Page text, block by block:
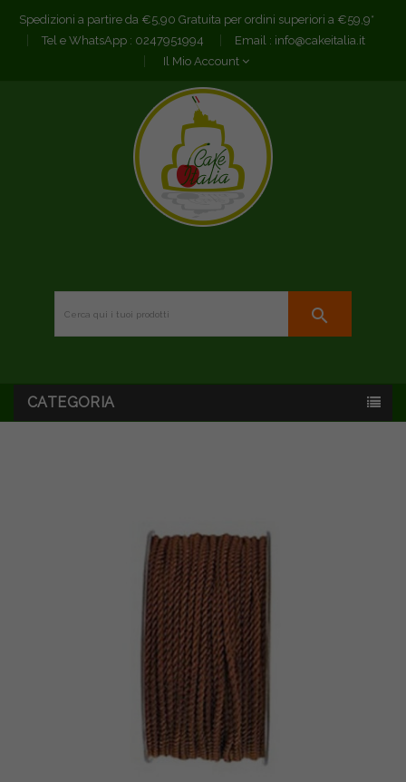
Spedizioni a partire da €5,90 Gratuita per ordini superiori a €59,9*
Tel e WhatsApp : 0247951994 Email : info@cakeitalia.it
Il Mio Account
search
CATEGORIA